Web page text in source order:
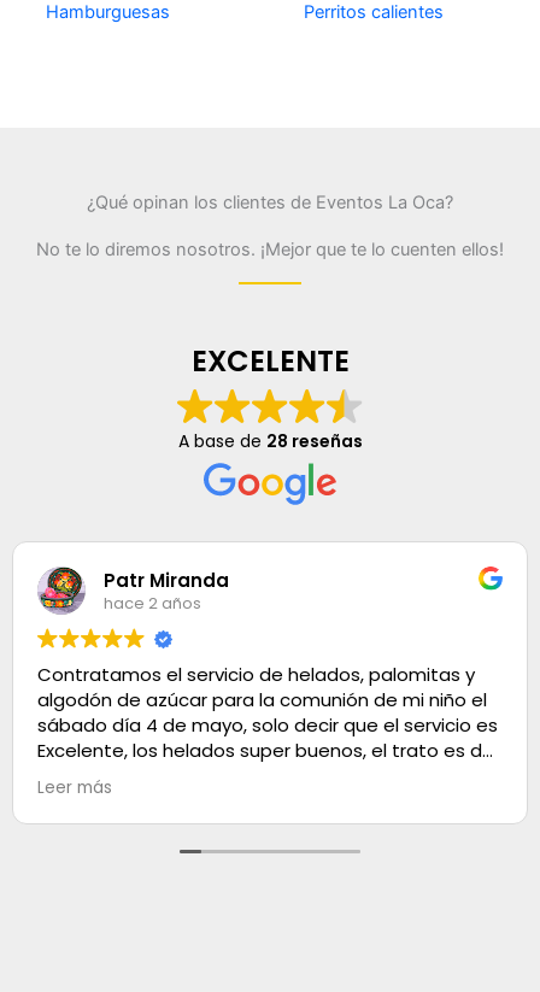
Hamburguesas Perritos calientes
¿Qué opinan los clientes de Eventos La Oca?
No te lo diremos nosotros. ¡Mejor que te lo cuenten ellos!
EXCELENTE
A base de 28 reseñas
Patr Miranda
hace 2 años
Contratamos el servicio de helados, palomitas y
algodón de azúcar para la comunión de mi niño el
sábado día 4 de mayo, solo decir que el servicio es
Excelente, los helados super buenos, el trato es de
100. Muchas gracias
Leer más